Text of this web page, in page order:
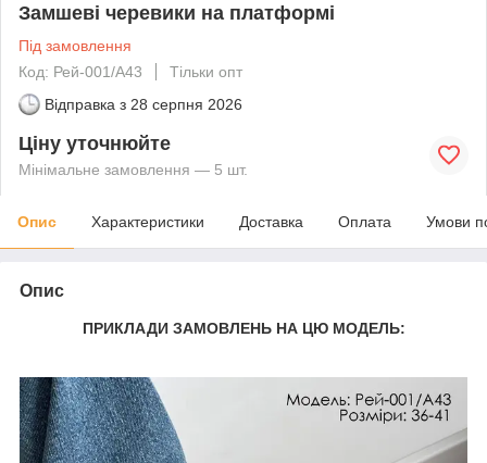
Замшеві черевики на платформі
Під замовлення
Код: Рей-001/А43
Тільки опт
Відправка з 28 серпня 2026
Ціну уточнюйте
Мінімальне замовлення — 5 шт.
Опис Характеристики Доставка Оплата Умови
Опис
ПРИКЛАДИ ЗАМОВЛЕНЬ НА ЦЮ МОДЕЛЬ: